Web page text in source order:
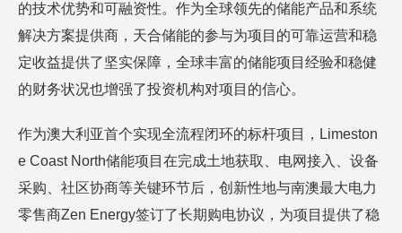
的技术优势和可融资性。作为全球领先的储能产品和系统
解决方案提供商，天合储能的参与为项目的可靠运营和稳
定收益提供了坚实保障，全球丰富的储能项目经验和稳健
的财务状况也增强了投资机构对项目的信心。
作为澳大利亚首个实现全流程闭环的标杆项目，Limeston
e Coast North储能项目在完成土地获取、电网接入、设备
采购、社区协商等关键环节后，创新性地与南澳最大电力
零售商Zen Energy签订了长期购电协议，为项目提供了稳